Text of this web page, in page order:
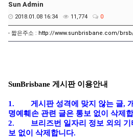
Sun Admin
2018.01.08 16:34 11,774 0
- 짧은주소 : http://www.sunbrisbane.com/
SunBrisbane 게시판 이용안내
1. 게시판 성격에 맞지 않는 글, 개
명예훼손 관련 글은 통보 없이 삭제
2. 브리즈번 일자리 정보 외의 기
보 없이 삭제합니다.